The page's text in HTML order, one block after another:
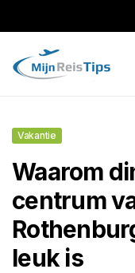
Vakantie
Waarom
centrum
leuk is